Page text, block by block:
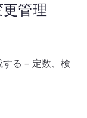
管理
る – 定数、検